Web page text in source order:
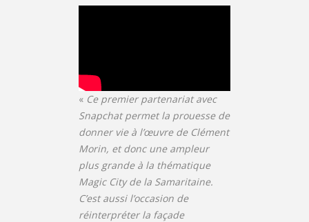
« Ce premier partenariat avec
Snapchat permet la prouesse de
donner vie à l’œuvre de Clément
Morin, et donc une ampleur
plus grande à la thématique
Magic City de la Samaritaine.
C’est aussi l’occasion de
réinterpréter la façade